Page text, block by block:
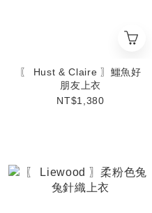
〖 Hust & Claire 〗鱷魚好
朋友上衣
NT$1,380